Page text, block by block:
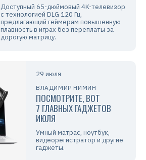
Доступный 65-дюймовый 4K-телевизор
с технологией DLG 120 Гц,
предлагающий геймерам повышенную
плавность в играх без переплаты за
дорогую матрицу.
29 июля
ВЛАДИМИР НИМИН
ПОСМОТРИТЕ, ВОТ
7 ГЛАВНЫХ ГАДЖЕТОВ
ИЮЛЯ
Умный матрас, ноутбук,
видеорегистратор и другие
гаджеты.